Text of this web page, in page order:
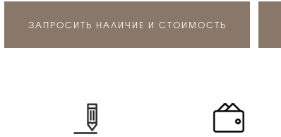
ЗАПРОСИТЬ НАЛИЧИЕ И СТОИМОСТЬ